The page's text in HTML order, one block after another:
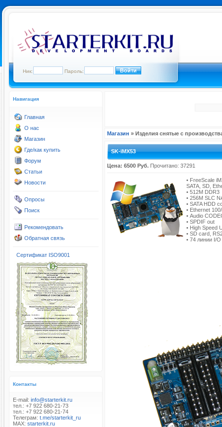
Ник: Пароль:
Навигация
Главная
О нас
Магазин
Где/как купить
Форум
Статьи
Новости
Опросы
Поиск
Рекомендовать
Обратная связь
Сертификат ISO9001
Контакты
E-mail: info@starterkit.ru
тел.: +7 922 680-21-73
тел.: +7 922 680-21-74
Телеграм: t.me/starterkit_ru
MAX: starterkit.ru
Магазин » Изделия снятые с
SK-iMX53
Цена: 6500 Руб. Прочитано: 37291
• FreeScale
SATA, SD,
• 512M DDR3
• 256M SLC
• SATA HDD
• Ethernet
• Audio
• SPDIF out
• High Speed
• SD card,
• 74 линии I/O